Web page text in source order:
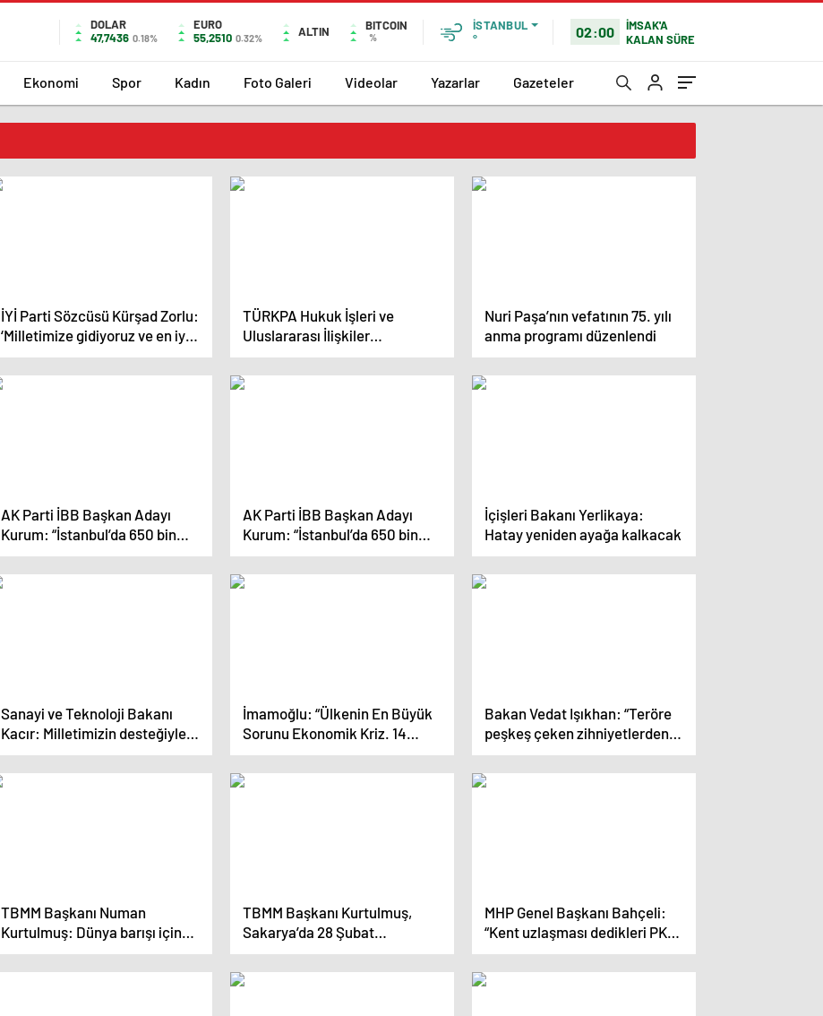
DOLAR
47,7436 0.18%
EURO
55,2510 0.32% ALTIN BITCOIN
%
İSTANBUL
°
02:00
İMSAK'A
KALAN SÜRE
Ekonomi Spor Kadın Foto Galeri Videolar Yazarlar Gazeteler
İYİ Parti Sözcüsü Kürşad Zorlu:
‘Milletimize gidiyoruz ve en iyi
çıkış yapan partisi olacağız’
TÜRKPA Hukuk İşleri ve
Uluslararası İlişkiler
Komisyonu 11. Toplantısı
Bakü’de Gerçekleştirildi
Nuri Paşa’nın vefatının 75. yılı
anma programı düzenlendi
AK Parti İBB Başkan Adayı
Kurum: “İstanbul’da 650 bin
konutu 5 yıl içerisinde
dönüştüreceğiz”
AK Parti İBB Başkan Adayı
Kurum: “İstanbul’da 650 bin
konutu 5 yıl içerisinde
dönüştüreceğiz”
İçişleri Bakanı Yerlikaya:
Hatay yeniden ayağa kalkacak
Sanayi ve Teknoloji Bakanı
Kacır: Milletimizin desteğiyle
şehirleri geleceğe taşıyacağız
İmamoğlu: “Ülkenin En Büyük
Sorunu Ekonomik Kriz. 14
Sene Önce 200 Lira, 130 Dolar
Yapıyordu, Şimdi 6,5 Dolar.
Nereden Nereye”
Bakan Vedat Işıkhan: “Teröre
peşkeş çeken zihniyetlerden
şehrimiz ve ülkemiz için büyük
projeler beklenemez”
TBMM Başkanı Numan
Kurtulmuş: Dünya barışı için
yeni bir dünya sistemi
kurulmalıdır
TBMM Başkanı Kurtulmuş,
Sakarya’da 28 Şubat
programında konuştu
Açıklaması
MHP Genel Başkanı Bahçeli:
“Kent uzlaşması dedikleri PKK
ittifakıdır”